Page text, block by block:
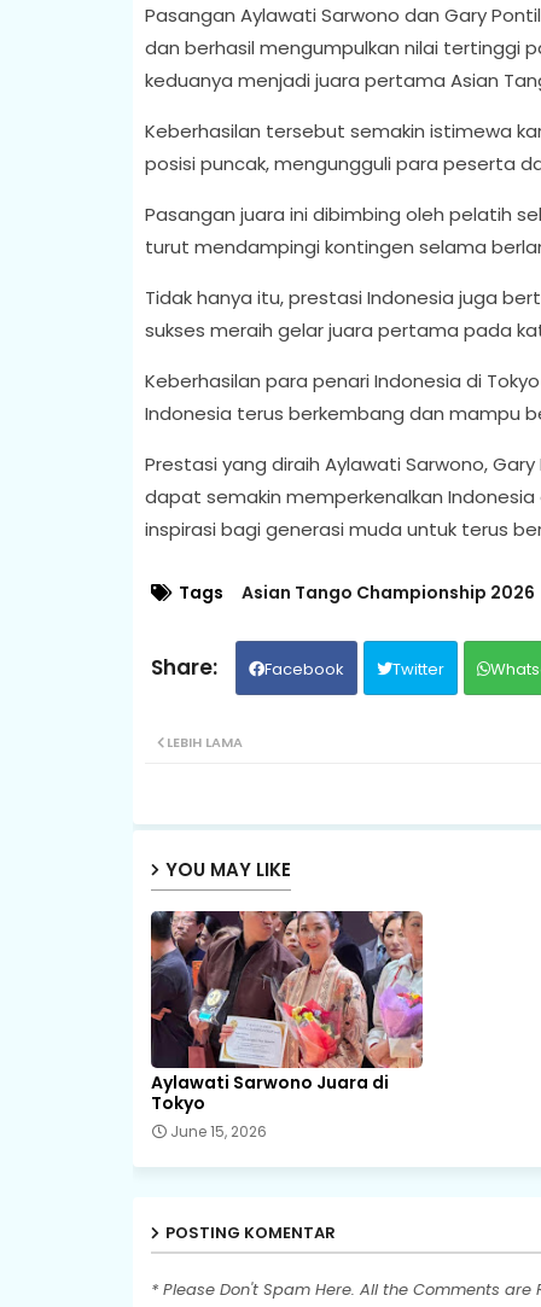
Pasangan Aylawati Sarwono dan Gary
dan berhasil mengumpulkan nilai tertinggi
keduanya menjadi juara pertama Asian
Keberhasilan tersebut semakin istimewa
posisi puncak, mengungguli para peserta
Pasangan juara ini dibimbing oleh pelatih
turut mendampingi kontingen selama
Tidak hanya itu, prestasi Indonesia juga
sukses meraih gelar juara pertama pada
Keberhasilan para penari Indonesia di
Indonesia terus berkembang dan mampu
Prestasi yang diraih Aylawati Sarwono,
dapat semakin memperkenalkan
inspirasi bagi generasi muda untuk terus
Tags Asian Tango Championship 2026
Facebook Twitter
LEBIH LAMA
YOU MAY LIKE
Aylawati Sarwono Juara di
Tokyo
June 15, 2026
POSTING KOMENTAR
* Please Don't Spam Here. All the Comments are